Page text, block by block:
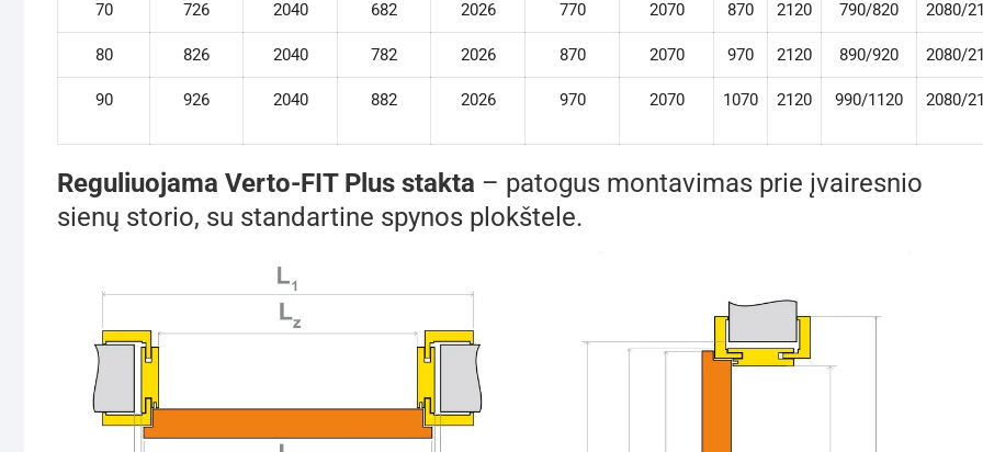
70 726 2040 682 2026 770 2070 870 2120 790/820 2080/
80 826 2040 782 2026 870 2070 970 2120 890/920 2080/
90 926 2040 882 2026 970 2070 1070 2120 990/1120 2080/
Reguliuojama Verto-FIT Plus stakta – patogus montavimas prie įvairesnio
sienų storio, su standartine spynos plokštele.